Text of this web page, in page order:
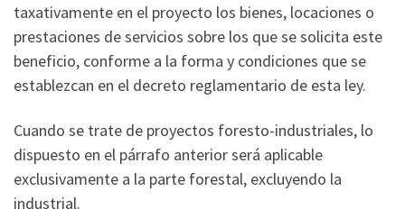
taxativamente en el proyecto los bienes, locaciones o
prestaciones de servicios sobre los que se solicita este
beneficio, conforme a la forma y condiciones que se
establezcan en el decreto reglamentario de esta ley.
Cuando se trate de proyectos foresto-industriales, lo
dispuesto en el párrafo anterior será aplicable
exclusivamente a la parte forestal, excluyendo la
industrial.